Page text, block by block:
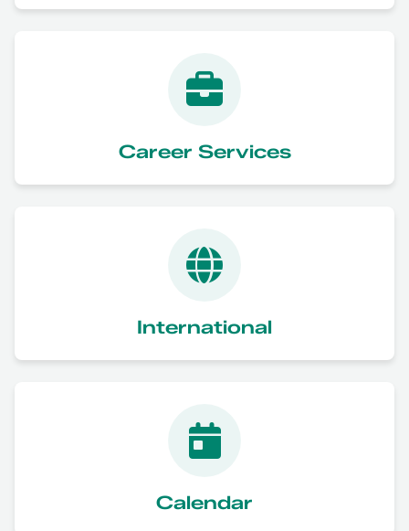
Career Services
International
Calendar